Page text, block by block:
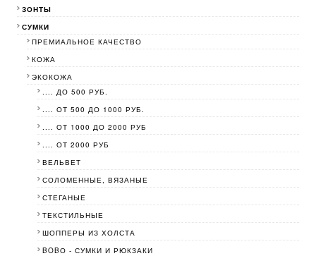
ЗОНТЫ
СУМКИ
ПРЕМИАЛЬНОЕ КАЧЕСТВО
КОЖА
ЭКОКОЖА
.... ДО 500 РУБ.
.... ОТ 500 ДО 1000 РУБ.
.... ОТ 1000 ДО 2000 РУБ
.... ОТ 2000 РУБ
ВЕЛЬВЕТ
СОЛОМЕННЫЕ, ВЯЗАНЫЕ
СТЕГАНЫЕ
ТЕКСТИЛЬНЫЕ
ШОППЕРЫ ИЗ ХОЛСТА
BOBО - СУМКИ И РЮКЗАКИ